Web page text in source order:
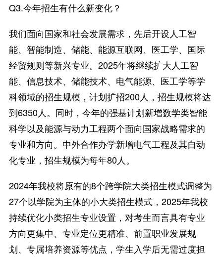
Q3.今年招生有什么新变化？
我们面向国家和社会发展需求，先后开设人工智
能、智能制造、储能、能源互联网、医工学、国际
经贸规则等新兴专业。2025年将继续扩大人工智
能、信息技术、储能技术、电气能源、医工学等学
科领域的招生规模，计划扩招200人，招生规模将达
到6350人。同时，今年的强基计划新增数学类智能
科学以及能源与动力工程两个面向国家战略需求的
专业和方向。中外合作办学新增电气工程及其自动
化专业，招生规模为每年80人。
2024年我校将原有的8个跨学院大类招生模式调整为
27个以学院为主体的小大类招生模式，2025年我校
持续优化小类招生专业设置，对考生而言具有专业
方向更集中、专业定位更精准、前置职业发展规
划、专属培养资源等优点，学生入学后无需过度担